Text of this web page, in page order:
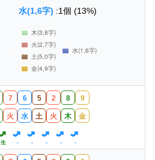
水(1,6字) :1個 (13%)
7 6 5 2 8 9
火 水 土 火 木 金
生 - - - - -